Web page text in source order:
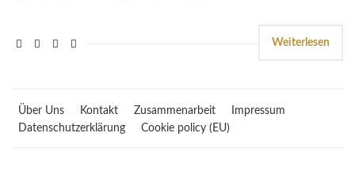
Weiterlesen
Über Uns Kontakt Zusammenarbeit
Impressum
Datenschutzerklärung
Cookie policy (EU)